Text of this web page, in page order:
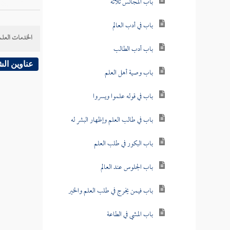
باب في أدب العالم
باب أدب الطالب
باب وصية أهل العلم
باب في قوله علموا ويسروا
باب في طالب العلم وإظهار البشر له
باب البكور في طلب العلم
باب الجلوس عند العالم
باب فيمن يخرج في طلب العلم والخير
باب المشي في الطاعة
الخدمات
عناوين